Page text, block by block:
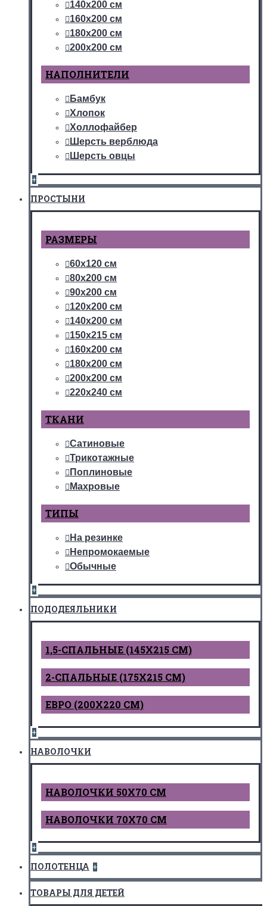
140х200 см
160х200 см
180х200 см
200х200 см
НАПОЛНИТЕЛИ
Бамбук
Хлопок
Холлофайбер
Шерсть верблюда
Шерсть овцы
+
ПРОСТЫНИ
РАЗМЕРЫ
60х120 см
80х200 см
90х200 см
120х200 см
140х200 см
150х215 см
160х200 см
180х200 см
200х200 см
220х240 см
ТКАНИ
Сатиновые
Трикотажные
Поплиновые
Махровые
ТИПЫ
На резинке
Непромокаемые
Обычные
+
ПОДОДЕЯЛЬНИКИ
1,5-СПАЛЬНЫЕ (145Х215 СМ)
2-СПАЛЬНЫЕ (175Х215 СМ)
ЕВРО (200Х220 СМ)
+
НАВОЛОЧКИ
НАВОЛОЧКИ 50Х70 СМ
НАВОЛОЧКИ 70Х70 СМ
+
ПОЛОТЕНЦА +
ТОВАРЫ ДЛЯ ДЕТЕЙ